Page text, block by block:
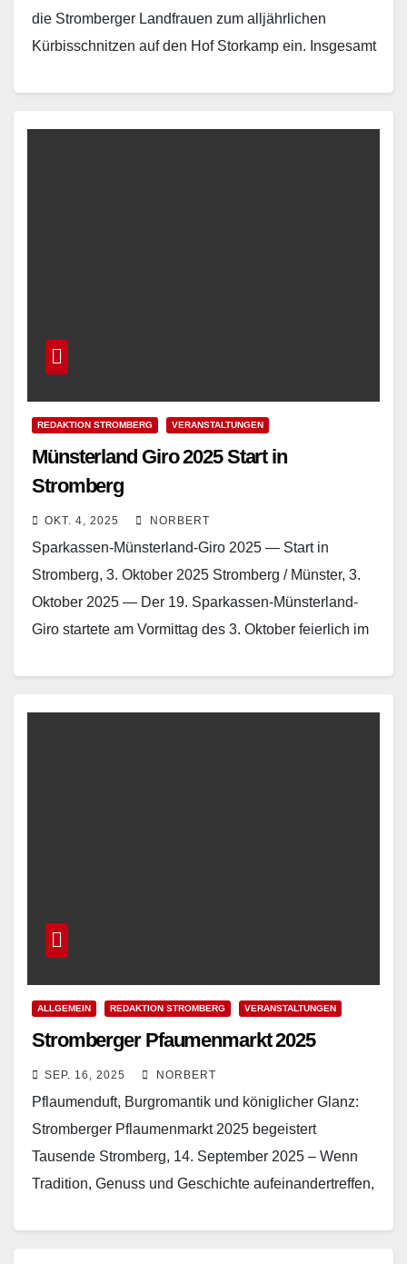
die Stromberger Landfrauen zum alljährlichen
Kürbisschnitzen auf den Hof Storkamp ein. Insgesamt
REDAKTION STROMBERG VERANSTALTUNGEN
Münsterland Giro 2025 Start in
Stromberg
OKT. 4, 2025 NORBERT
Sparkassen-Münsterland-Giro 2025 — Start in
Stromberg, 3. Oktober 2025 Stromberg / Münster, 3.
Oktober 2025 — Der 19. Sparkassen-Münsterland-
Giro startete am Vormittag des 3. Oktober feierlich im
ALLGEMEIN REDAKTION STROMBERG VERANSTALTUNGEN
Stromberger Pfaumenmarkt 2025
SEP. 16, 2025 NORBERT
Pflaumenduft, Burgromantik und königlicher Glanz:
Stromberger Pflaumenmarkt 2025 begeistert
Tausende Stromberg, 14. September 2025 – Wenn
Tradition, Genuss und Geschichte aufeinandertreffen,